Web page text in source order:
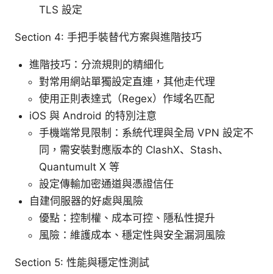
TLS 設定
Section 4: 手把手裝替代方案與進階技巧
進階技巧：分流規則的精細化
對常用網站單獨設定直連，其他走代理
使用正則表達式（Regex）作域名匹配
iOS 與 Android 的特別注意
手機端常見限制：系統代理與全局 VPN 設定不
同，需安裝對應版本的 ClashX、Stash、
Quantumult X 等
設定傳輸加密通道與憑證信任
自建伺服器的好處與風險
優點：控制權、成本可控、隱私性提升
風險：維護成本、穩定性與安全漏洞風險
Section 5: 性能與穩定性測試